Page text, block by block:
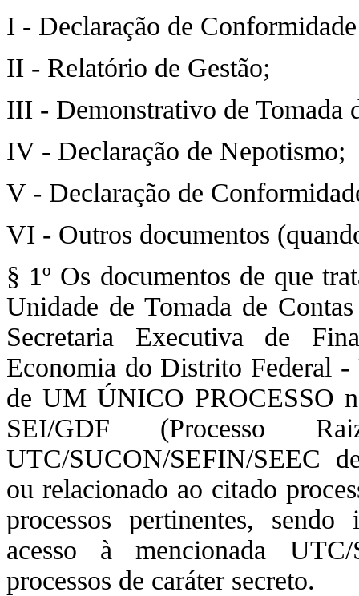
I - Declaração de
II - Relatório de Gestão;
III - Demonstrativo de Tomada
IV - Declaração de Nepotismo;
V - Declaração de
VI - Outros documentos
§ 1º Os documentos de que
Unidade de Tomada de
Secretaria Executiva de
Economia do Distrito Federal
de UM ÚNICO PROCESSO
SEI/GDF (Processo
UTC/SUCON/SEFIN/SEEC
ou relacionado ao citado
processos pertinentes,
acesso à mencionada
processos de caráter secreto.